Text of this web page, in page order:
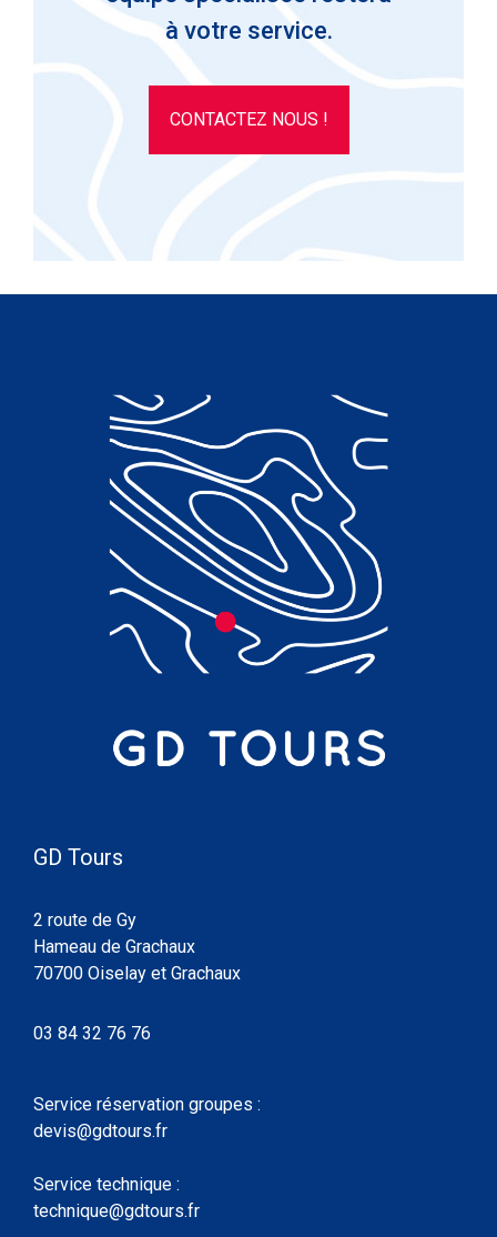
à votre service.
CONTACTEZ NOUS !
GD Tours
2 route de Gy
Hameau de Grachaux
70700 Oiselay et Grachaux
03 84 32 76 76
Service réservation groupes :
devis@gdtours.fr
Service technique :
technique@gdtours.fr